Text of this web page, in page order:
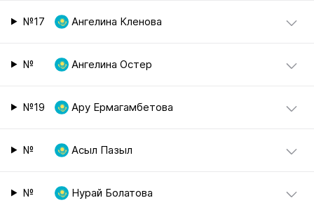
№17 Ангелина Кленова
№ Ангелина Остер
№19 Ару Ермагамбетова
№ Асыл Пазыл
№ Нурай Болатова